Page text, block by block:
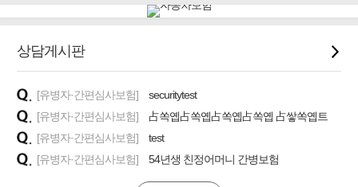
#임플란트, 치아치료보장
#무해지 건강보험
#바뀌기전에 4세대 가입
상담게시판
[유병자·간편심사보험]
securitytest
[유병자·간편심사보험]
占쏙옙占쏙옙占쏙옙占쏙옙 占쌓쏙옙트
[유병자·간편심사보험]
test
[유병자·간편심사보험]
54년생 친정어머니 간병보험